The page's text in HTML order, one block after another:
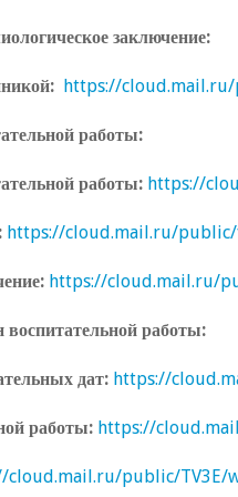
заключение:
: https://cloud.mail.ru/
работы:
работы: https://
https://cloud.mail.ru/public/
https://cloud.mail.ru/
работы:
дат: https://
работы: https://
cloud.mail.ru/public/TV3E/